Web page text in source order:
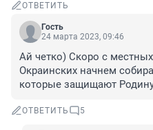
ОТВЕТИТЬ
Гость
24 марта 2023, 09:46
Ай четко) Скоро с
Окраинских начнем
которые защищают
ОТВЕТИТЬ 5